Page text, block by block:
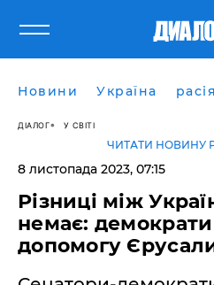
Новини Україна расія
ДІАЛОГ У СВІТІ
ЧИТАТИ НОВИНУ
8 листопада 2023, 07:15
Різниці між
немає:
допомогу